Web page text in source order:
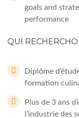
goals and
performance
QUI
Diplôme
formation
Plus de 3 ans
l’industrie des